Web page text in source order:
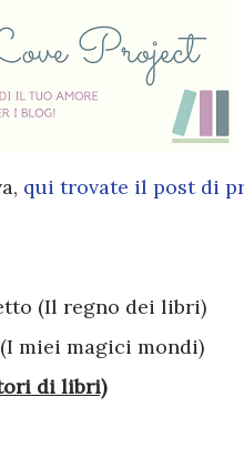
qui trovate il post di
(Il regno dei libri)
miei magici mondi)
di libri)